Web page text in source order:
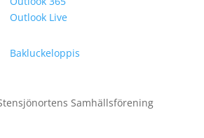
Outlook Live
Bakluckeloppis
Samhällsförening